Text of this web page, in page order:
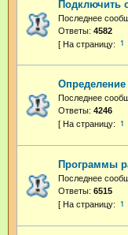
Подключить
Последнее
Ответы: 4582
1
Определение
Последнее
Ответы: 4246
1
Программы
Последнее
Ответы: 6515
1